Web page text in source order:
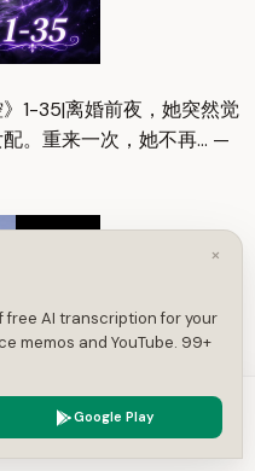
1-35|离婚前夜，她突然觉
。重来一次，她不再… —
×
free AI transcription for your
memos and YouTube. 99+
Google Play